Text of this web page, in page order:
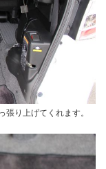
り上げてくれます。